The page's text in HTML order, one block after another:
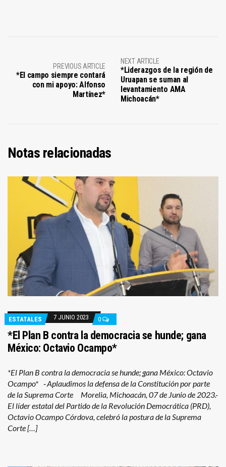
PREVIOUS ARTICLE
*El campo siempre contará
con mi apoyo: Alfonso
Martínez*
NEXT ARTICLE
*Liderazgos de la región de
Uruapan se suman al
levantamiento AMA
Michoacán*
Notas relacionadas
ESTATALES 7 JUNIO 2023 0
*El Plan B contra la democracia se hunde; gana
México: Octavio Ocampo*
*El Plan B contra la democracia se hunde; gana México: Octavio
Ocampo* ⁃ Aplaudimos la defensa de la Constitución por parte
de la Suprema Corte Morelia, Michoacán, 07 de Junio de 2023.-
El líder estatal del Partido de la Revolución Democrática (PRD),
Octavio Ocampo Córdova, celebró la postura de la Suprema
Corte […]